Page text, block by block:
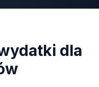
dla